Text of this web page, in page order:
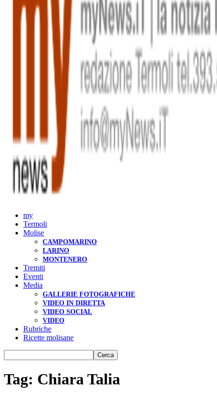
my
Termoli
Molise
CAMPOMARINO
LARINO
MONTENERO
Tremiti
Eventi
Media
GALLERIE FOTOGRAFICHE
VIDEO IN DIRETTA
VIDEO SOCIAL
VIDEO
Rubriche
Ricette molisane
Tag: Chiara Talia